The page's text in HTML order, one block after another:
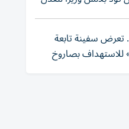
تعرض سفينة تابعة
للاستهداف بصاروخ